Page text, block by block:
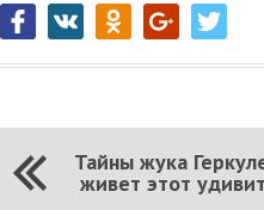
Тайны жука
живет этот